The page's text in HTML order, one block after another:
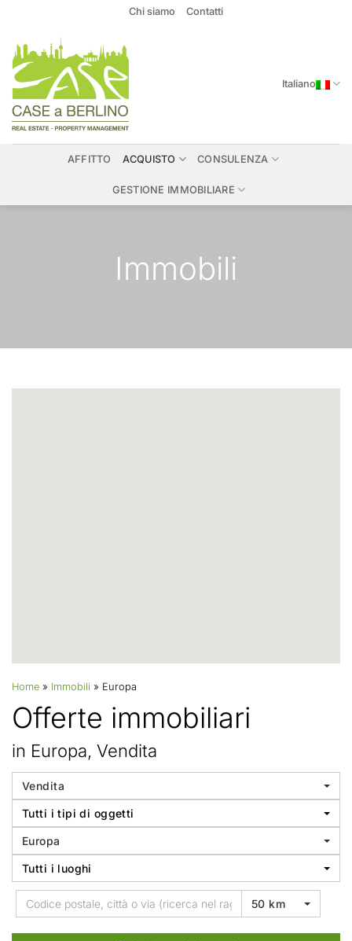
contenuti
Chi siamo Contatti
Italiano
AFFITTO ACQUISTO CONSULENZA
GESTIONE IMMOBILIARE
Immobili
Home » Immobili » Europa
Offerte immobiliari
in Europa, Vendita
Vendita
Tutti i tipi di oggetti
Europa
Tutti i luoghi
50 km